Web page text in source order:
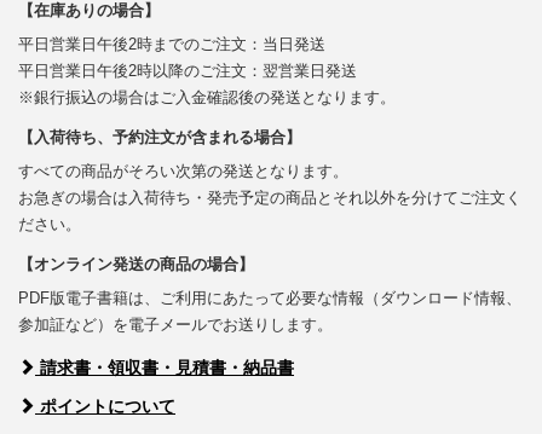
【在庫ありの場合】
平日営業日午後2時までのご注文：当日発送
平日営業日午後2時以降のご注文：翌営業日発送
※銀行振込の場合はご入金確認後の発送となります。
【入荷待ち、予約注文が含まれる場合】
すべての商品がそろい次第の発送となります。
お急ぎの場合は入荷待ち・発売予定の商品とそれ以外を分けてご注文く
ださい。
【オンライン発送の商品の場合】
PDF版電子書籍は、ご利用にあたって必要な情報（ダウンロード情報、
参加証など）を電子メールでお送りします。
請求書・領収書・見積書・納品書
ポイントについて